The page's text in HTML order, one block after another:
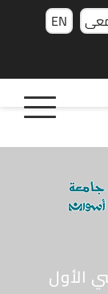
EN
الأول